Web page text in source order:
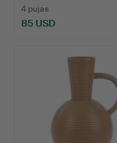
4 pujas
85 USD